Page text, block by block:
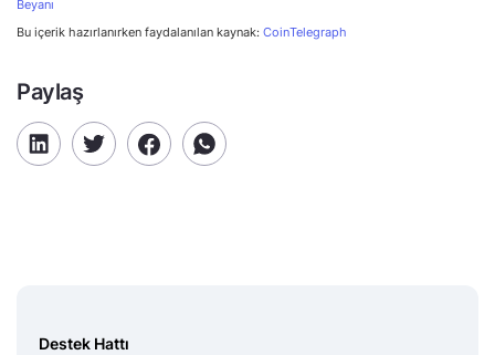
Beyanı
Bu içerik hazırlanırken faydalanılan kaynak: CoinTelegraph
Paylaş